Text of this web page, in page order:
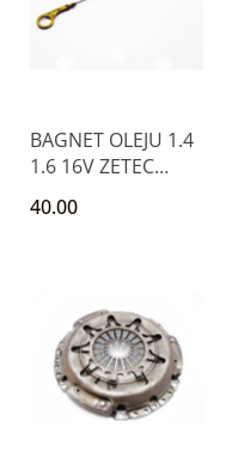
BAGNET OLEJU 1.4
1.6 16V ZETEC
FIESTA
40.00